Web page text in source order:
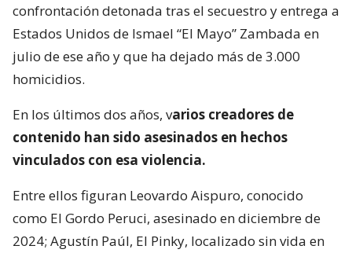
confrontación detonada tras el secuestro y entrega a
Estados Unidos de Ismael “El Mayo” Zambada en
julio de ese año y que ha dejado más de 3.000
homicidios.
En los últimos dos años, varios creadores de
contenido han sido asesinados en hechos
vinculados con esa violencia.
Entre ellos figuran Leovardo Aispuro, conocido
como El Gordo Peruci, asesinado en diciembre de
2024; Agustín Paúl, El Pinky, localizado sin vida en